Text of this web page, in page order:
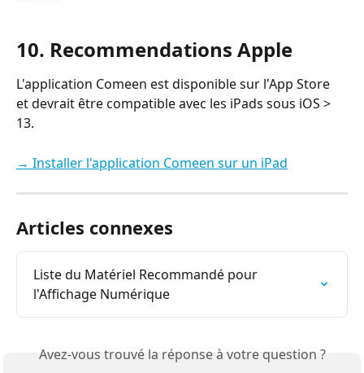
10. Recommendations Apple
L'application Comeen est disponible sur l'App Store
et devrait être compatible avec les iPads sous iOS >
13.
→ Installer l'application Comeen sur un iPad
Articles connexes
Liste du Matériel Recommandé pour
l'Affichage Numérique
Avez-vous trouvé la réponse à votre question ?